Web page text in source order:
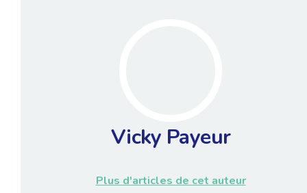
Vicky Payeur
Plus d'articles de cet auteur